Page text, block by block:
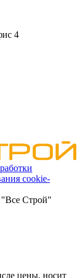
4
cookie-
Строй"
цены, носит